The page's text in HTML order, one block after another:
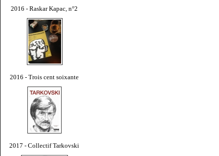
2016 - Raskar Kapac, n°2
2016 - Trois cent soixante
2017 - Collectif Tarkovski